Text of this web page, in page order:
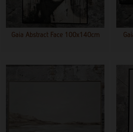
Gaia Abstract Face 100x140cm